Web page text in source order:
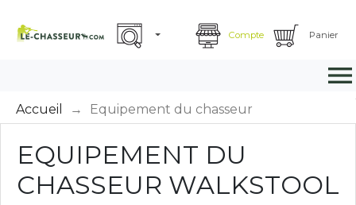
Compte Panier

Accueil Equipement du chasseur
EQUIPEMENT DU
CHASSEUR WALKSTOOL